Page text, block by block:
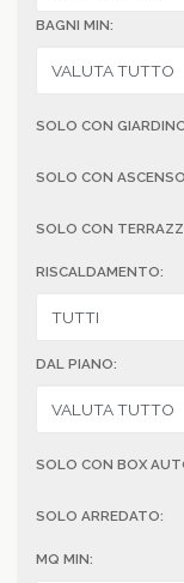
BAGNI MIN:
SOLO CON
SOLO CON
SOLO CON
RISCALDAMENTO:
DAL PIANO:
SOLO CON BOX
SOLO ARREDATO:
MQ MIN: